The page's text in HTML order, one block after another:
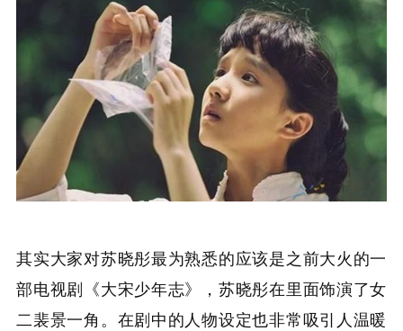
其实大家对苏晓彤最为熟悉的应该是之前大火的一
部电视剧《大宋少年志》，苏晓彤在里面饰演了女
二裴景一角。在剧中的人物设定也非常吸引人温暖